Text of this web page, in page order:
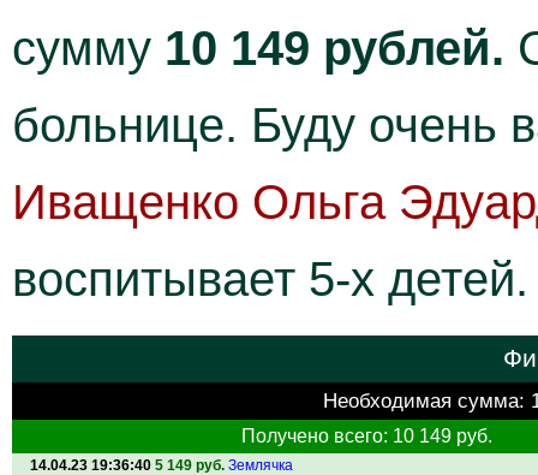
сумму 10 149 рублей.
больнице. Буду очень
Иващенко Ольга
воспитывает 5-х детей.
Необходимая сумма:
Получено всего: 10 149 руб.
14.04.23 19:36:40 5 149 руб. Землячка